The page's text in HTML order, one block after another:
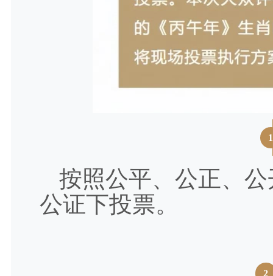
1
按照公平、公正、
公证下投票。
2